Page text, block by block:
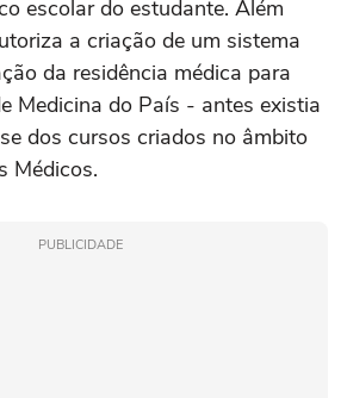
escolar do estudante. Além
a criação de um sistema
da residência médica para
Medicina do País - antes existia
dos cursos criados no âmbito
Médicos.
PUBLICIDADE